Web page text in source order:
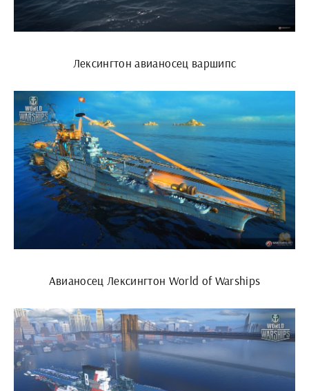
Лексингтон авианосец варшипс
Авианосец Лексингтон World of Warships